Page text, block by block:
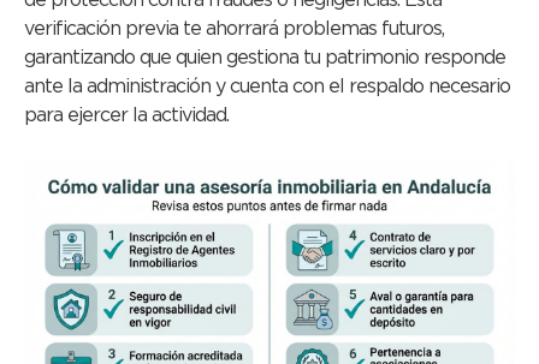
verificación previa te ahorrará problemas futuros,
garantizando que quien gestiona tu patrimonio responde
ante la administración y cuenta con el respaldo necesario
para ejercer la actividad.